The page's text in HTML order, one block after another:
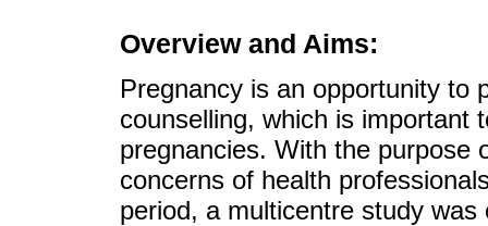
Overview and Aims:
Pregnancy is an opportunity to
counselling, which is important
pregnancies. With the purpose
concerns of health
period, a multicentre study